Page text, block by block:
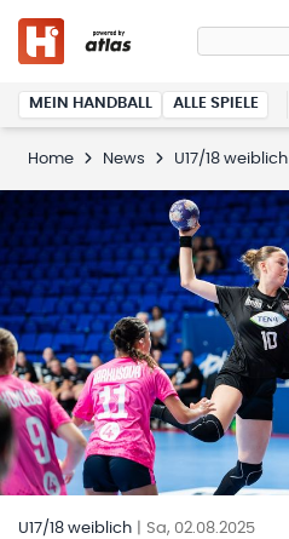
MEIN HANDBALL ALLE SPIELE
Home News U17/18 weiblich
U17/18 weiblich Sa, 02.08.2025